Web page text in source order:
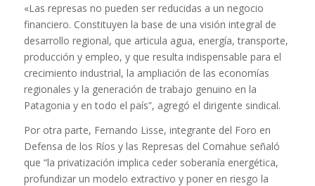
«Las represas no pueden ser reducidas a un negocio
financiero. Constituyen la base de una visión integral de
desarrollo regional, que articula agua, energía, transporte,
producción y empleo, y que resulta indispensable para el
crecimiento industrial, la ampliación de las economías
regionales y la generación de trabajo genuino en la
Patagonia y en todo el país”, agregó el dirigente sindical.
Por otra parte, Fernando Lisse, integrante del Foro en
Defensa de los Ríos y las Represas del Comahue señaló
que “la privatización implica ceder soberanía energética,
profundizar un modelo extractivo y poner en riesgo la